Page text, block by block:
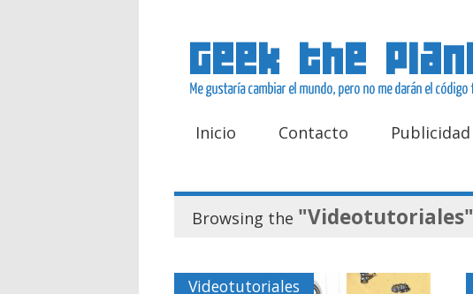
Inicio Contacto Publicidad
Browsing the "Videotutoriales"
Videotutoriales